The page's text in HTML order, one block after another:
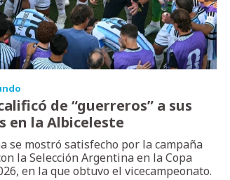
de “guerreros” a sus
en la Albiceleste
se mostró satisfecho por la campaña
la Selección Argentina en la Copa
en la que obtuvo el vicecampeonato.